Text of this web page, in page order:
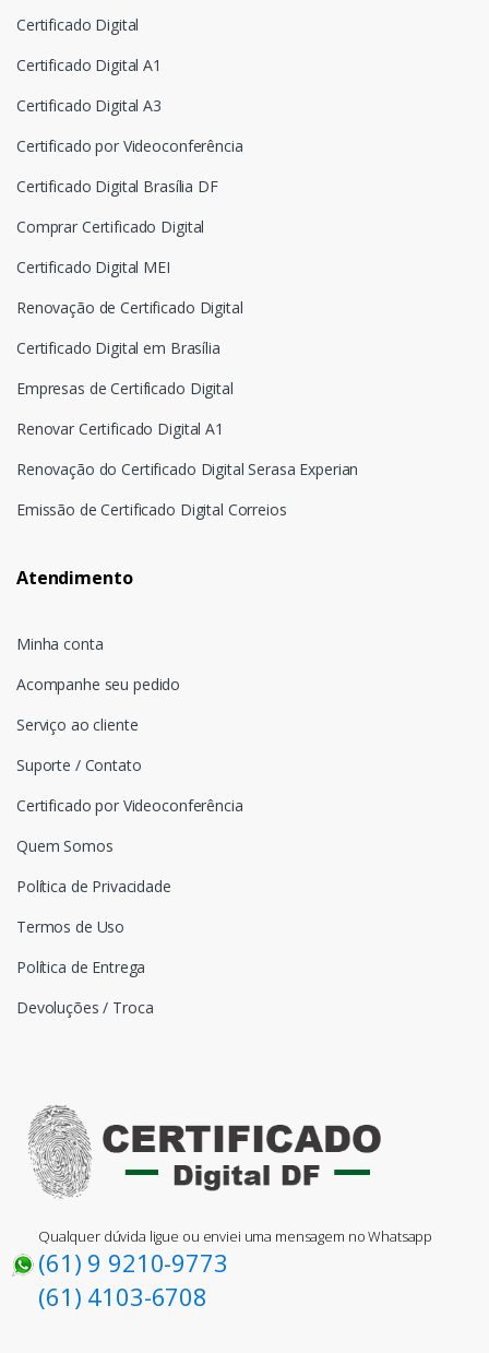
Certificado Digital
Certificado Digital A1
Certificado Digital A3
Certificado por Videoconferência
Certificado Digital Brasília DF
Comprar Certificado Digital
Certificado Digital MEI
Renovação de Certificado Digital
Certificado Digital em Brasília
Empresas de Certificado Digital
Renovar Certificado Digital A1
Renovação do Certificado Digital Serasa Experian
Emissão de Certificado Digital Correios
Atendimento
Minha conta
Acompanhe seu pedido
Serviço ao cliente
Suporte / Contato
Certificado por Videoconferência
Quem Somos
Política de Privacidade
Termos de Uso
Política de Entrega
Devoluções / Troca
Qualquer dúvida ligue ou enviei uma mensagem no Whatsapp
(61) 9 9210-9773
(61) 4103-6708